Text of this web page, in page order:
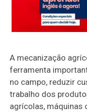
A mecanização
ferramenta
no campo, reduzir
trabalho dos
agrícolas, máquinas